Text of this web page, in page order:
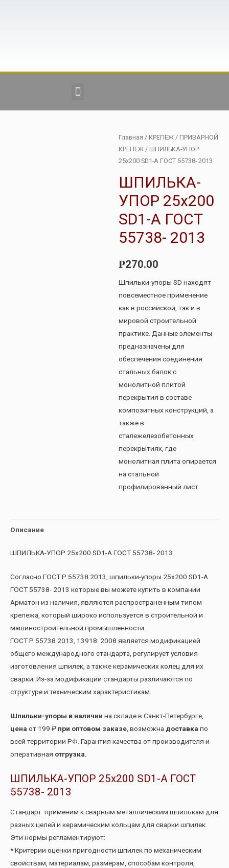
Главная / КРЕПЕЖ / ПРИВАРНОЙ
КРЕПЕЖ / ШПИЛЬКА-УПОР
25х200 SD1-А ГОСТ 55738- 2013
ШПИЛЬКА-
УПОР 25х200
SD1-А ГОСТ
55738- 2013
Р270.00
Шпильки-упоры SD находят
повсеместное применение
как в российской, так и в
мировой строительной
практике. Данные элементы
предназначены для
обеспечения соединения
стальных балок с
монолитной плитой
перекрытия в составе
композитных конструкций, а
также в
сталежелезобетонных
перекрытиях, где
монолитная плита опирается
на стальной
профилированный лист.
Описание
ШПИЛЬКА-УПОР 25х200 SD1-А ГОСТ 55738- 2013
Согласно ГОСТ Р 55738 2013, шпильки-упоры 25х200 SD1-А
ГОСТ 55738- 2013 которые вы можете купить в компании
Арматон из наличия, являются распространенным типом
крепежа, который широко используется в строительной и
машиностроительной промышленности.
ГОСТ Р 55738 2013, 13918: 2008 является модификацией
общего международного стандарта, регулирует условия
изготовления шпилек, а также керамических колец для их
сварки. Из-за модификации стандарты различаются по
структуре и техническим характеристикам.
Шпильки-упоры в наличии на складе в Санкт-Петербурге,
цена от 199 ₽ при оптовом заказе , возможна доставка по
всей территории РФ. Гарантия качества от производителя и
оперативная отгрузка.
ШПИЛЬКА-УПОР 25х200 SD1-А ГОСТ
55738- 2013
Стандарт применим к сварным металлическим шпилькам для
разных целей и керамическим кольцам для сварки шпилек.
Эти нормы регламентируют:
* Критерии оценки пригодности шпилек по механическим
свойствам, материалам, размерам, способам контроля,